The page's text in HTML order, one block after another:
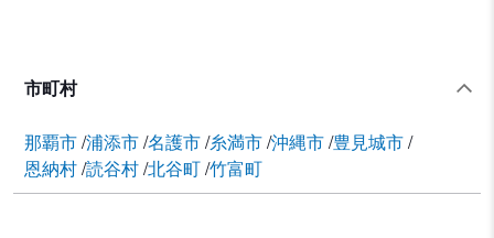
市町村
那覇市 浦添市 名護市 糸満市 沖縄市 豊見城市
恩納村 読谷村 北谷町 竹富町